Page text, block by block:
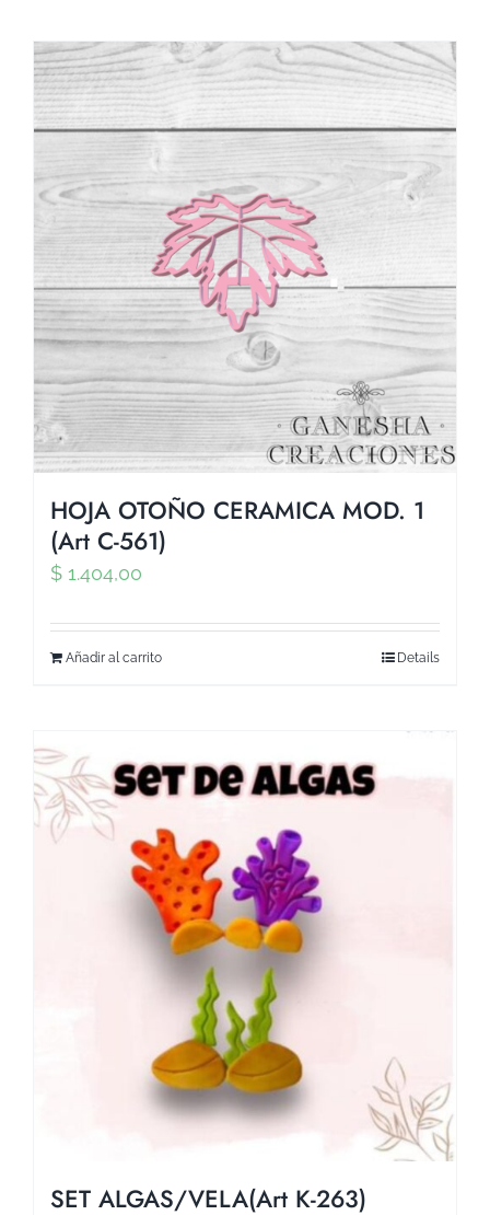
HOJA OTOÑO CERAMICA MOD. 1
(Art C-561)
$ 1.404,00
Añadir al carrito Details
SET ALGAS/VELA(Art K-263)